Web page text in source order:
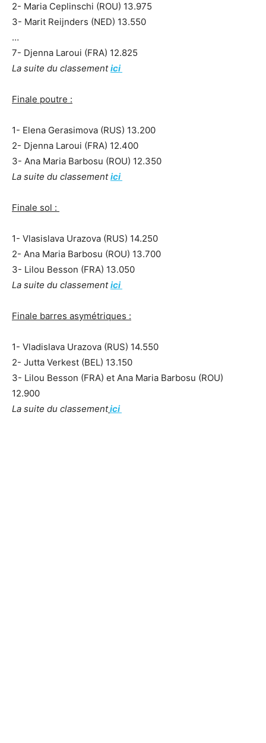
2- Maria Ceplinschi (ROU) 13.975
3- Marit Reijnders (NED) 13.550
…
7- Djenna Laroui (FRA) 12.825
La suite du classementici
Finale poutre :
1- Elena Gerasimova (RUS) 13.200
2- Djenna Laroui (FRA) 12.400
3- Ana Maria Barbosu (ROU) 12.350
La suite du classementici
Finale sol :
1- Vlasislava Urazova (RUS) 14.250
2- Ana Maria Barbosu (ROU) 13.700
3- Lilou Besson (FRA) 13.050
La suite du classementici
Finale barres asymétriques :
1- Vladislava Urazova (RUS) 14.550
2- Jutta Verkest (BEL) 13.150
3- Lilou Besson (FRA) et Ana Maria Barbosu (ROU)
12.900
La suite du classementici